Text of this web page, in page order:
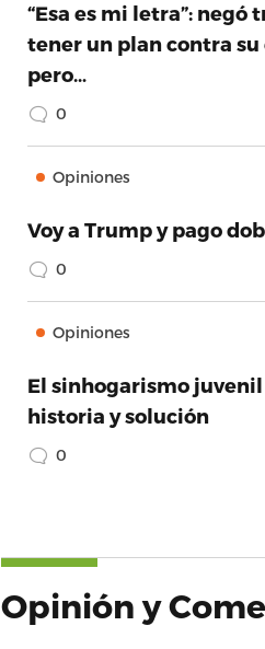
“Esa es mi letra”: negó
tener un plan contra su
pero…
0
Opiniones
Voy a Trump y pago
0
Opiniones
El sinhogarismo
historia y solución
0
Opinión y